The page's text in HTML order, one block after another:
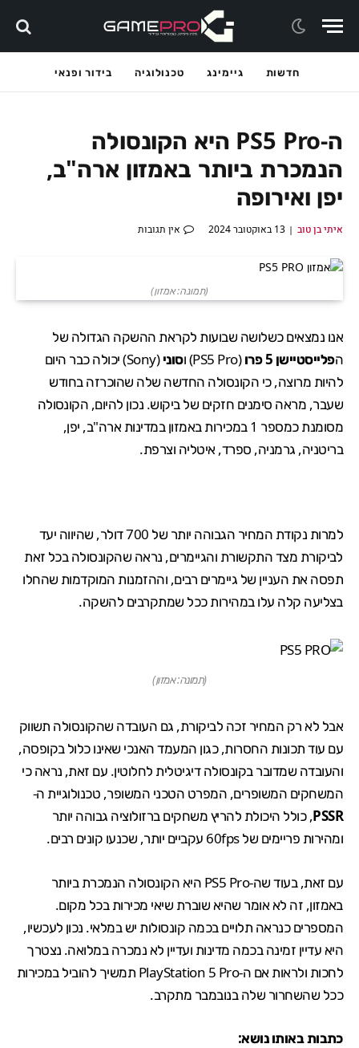
חדשות גיימינג טכנולוגיה בידור ופנאי
ה-PS5 Pro היא הקונסולה
הנמכרת ביותר באמזון ארה"ב,
יפן ואירופה
איתי בן טוב 13 באוקטובר 2024 אין תגובות
(תמונה: אמזון)
אנו נמצאים כשלושה שבועות לקראת ההשקה הגדולה של
הפלייסטיישן 5 פ רו(
PS5 Pro) וסוני(
Sony) יכולה כבר היום
להיות מרוצה, כי הקונסולה החדשה שלה שהוכרזהבחודש
שעבר, מראה סימנים חזקים של ביקוש. נכון להיום, הקונסולה
מסומנת כמספר 1 במכירות באמזון במדינות ארה"ב, יפן,
בריטניה, גרמניה, ספרד, איטליה וצרפת.
למרות נקודת המחיר הגבוהה יותר של 700 דולר
, שהיווה יעד
לביקורת מצד התקשורת והגיימרים, נראה שהקונסולה בכל זאת
תפסה את העניין של גיימרים רבים, וההזמנות המוקדמות שהחלו
בצליעה קלה עלו במהירות ככל שמתקרבים להשקה.
(תמונה: אמזון)
אבל לא רק המחיר זכה לביקורת, גם העובדה שהקונסולה תשווק
עם עוד תכונות החסרות, כגון המעמד האנכי שאינו כלול בקופסה,
והעובדה שמדובר בקונסולה דיגיטלית לחלוטין. עם זאת, נראה כי
המשחקים המשופרים, המפרט הטכני המשופר, טכנולוגיית ה-
PSSR, כולל היכולת להריץ משחקיםברזולוציה גבוהה יותר
ומהירות פריימים של 60fps עקביים יותר, שכנעו קונים רבים.
עם זאת, בעוד שה-PS5 Pro היא הקונסולה הנמכרת ביותר
באמזון, זה לא אומר שהיא שוברת שיאי מכירות בכל מקום.
המספרים כנראה תלויים בכמה קונסולות יש במלאי. נכון לעכשיו,
היא עדיין זמינה בכמה מדינות ועדיין לא נמכרה במלואה. נצטרך
לחכות ולראות אם ה-PlayStation 5 Pro תמשיך להוביל במכירות
ככל שהשחרור שלה בנובמבר מתקרב.
כתבות באותו נושא: